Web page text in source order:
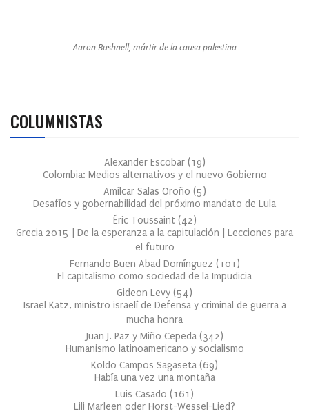
Aaron Bushnell, mártir de la causa palestina
COLUMNISTAS
Alexander Escobar (19)
Colombia: Medios alternativos y el nuevo Gobierno
Amílcar Salas Oroño (5)
Desafíos y gobernabilidad del próximo mandato de Lula
Éric Toussaint (42)
Grecia 2015 | De la esperanza a la capitulación | Lecciones para
el futuro
Fernando Buen Abad Domínguez (101 )
El capitalismo como sociedad de la Impudicia
Gideon Levy (54)
Israel Katz, ministro israelí de Defensa y criminal de guerra a
mucha honra
Juan J. Paz y Miño Cepeda (342)
Humanismo latinoamericano y socialismo
Koldo Campos Sagaseta (69)
Había una vez una montaña
Luis Casado (161 )
Lili Marleen oder Horst-Wessel-Lied?